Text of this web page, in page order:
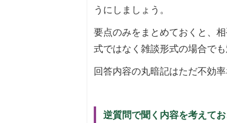
うにしましょう。
要点のみをまとめておくと、
式ではなく雑談形式の場合で
回答内容の丸暗記はただ不効
逆質問で聞く内容を考えてお